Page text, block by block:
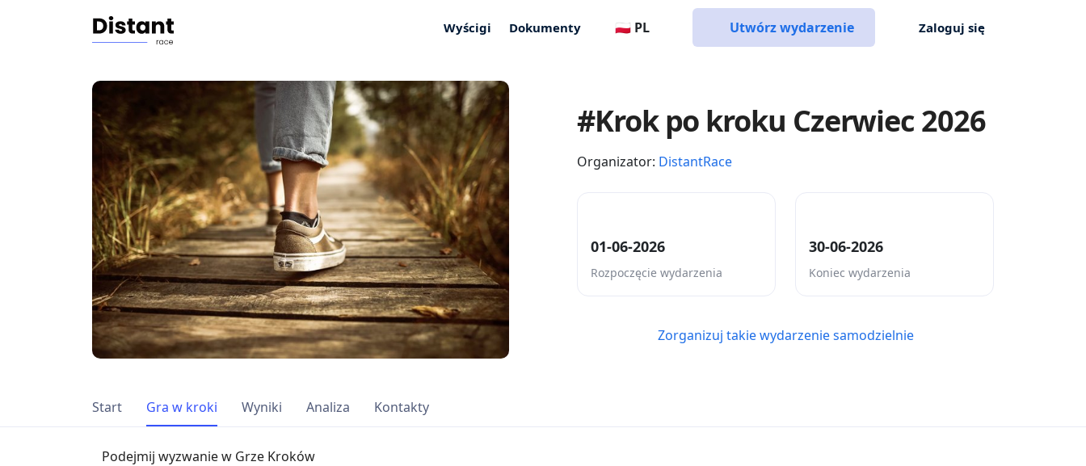
Wyścigi Dokumenty 🇵🇱 PL Utwórz wydarzenie Zaloguj się
#Krok po kroku Czerwiec 2026
Organizator: DistantRace
01-06-2026
Rozpoczęcie wydarzenia
30-06-2026
Koniec wydarzenia
Zorganizuj takie wydarzenie samodzielnie
Start Gra w kroki Wyniki Analiza Kontakty
Podejmij wyzwanie w Grze Kroków